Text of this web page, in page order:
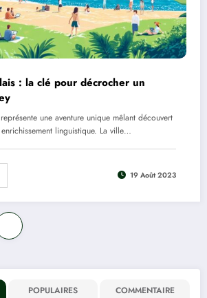
: la clé pour décrocher un
une aventure unique mêlant découvert
linguistique. La ville…
19 Août 2023
POPULAIRES COMMENTAIRE